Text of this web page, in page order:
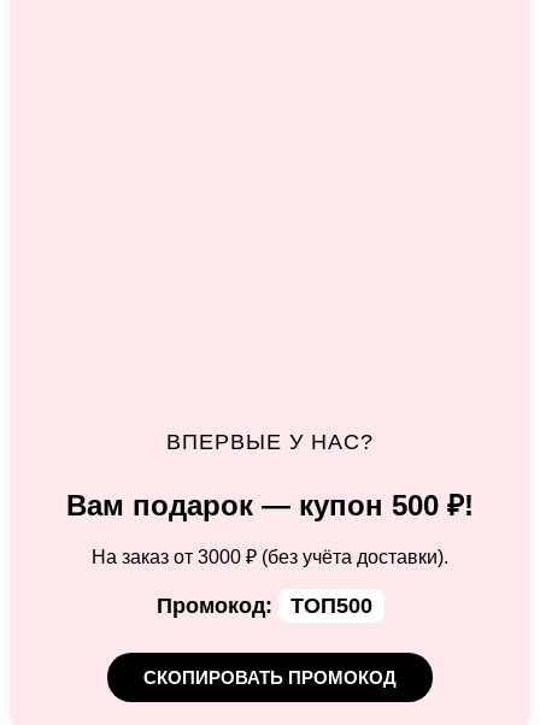
ВПЕРВЫЕ У НАС?
Вам подарок — купон 500 ₽!
На заказ от 3000 ₽ (без учёта доставки).
Промокод: ТОП500
СКОПИРОВАТЬ ПРОМОКОД